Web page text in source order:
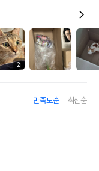
2
만족도순 최신순